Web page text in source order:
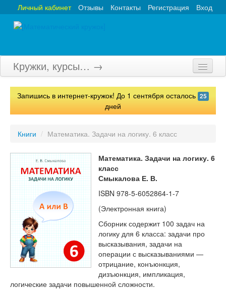
Вход
Регистрация
Контакты
Отзывы
Личный кабинет
Кружки, курсы… →
Главная
Турниры
Вебинары
Тесты
Книги
Игры
Учитель
Запишись в интернет-кружок! До 1 сентября осталось 25
дней
Книги / Математика. Задачи на логику. 6 класс
Математика. Задачи на логику. 6
класс
Смыкалова Е. В.
ISBN 978-5-6052864-1-7
(Электронная книга)
Сборник содержит 100 задач на
логику для 6 класса: задачи про
высказывания, задачи на
операции с высказываниями —
отрицание, конъюнкция,
дизъюнкция, импликация,
логические задачи повышенной сложности.